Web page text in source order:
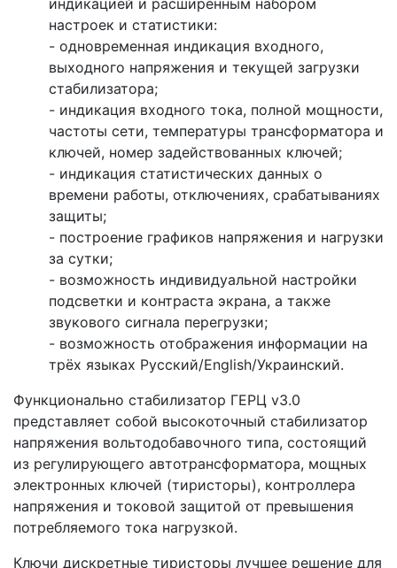
индикацией и расширенным набором
настроек и статистики:
- одновременная индикация входного,
выходного напряжения и текущей загрузки
стабилизатора;
- индикация входного тока, полной мощности,
частоты сети, температуры трансформатора и
ключей, номер задействованных ключей;
- индикация статистических данных о
времени работы, отключениях, срабатываниях
защиты;
- построение графиков напряжения и нагрузки
за сутки;
- возможность индивидуальной настройки
подсветки и контраста экрана, а также
звукового сигнала перегрузки;
- возможность отображения информации на
трёх языках Русский/English/Украинский.
Функционально стабилизатор ГЕРЦ v3.0
представляет собой высокоточный стабилизатор
напряжения вольтодобавочного типа, состоящий
из регулирующего автотрансформатора, мощных
электронных ключей (тиристоры), контроллера
напряжения и токовой защитой от превышения
потребляемого тока нагрузкой.
Ключи дискретные тиристоры лучшее решение для